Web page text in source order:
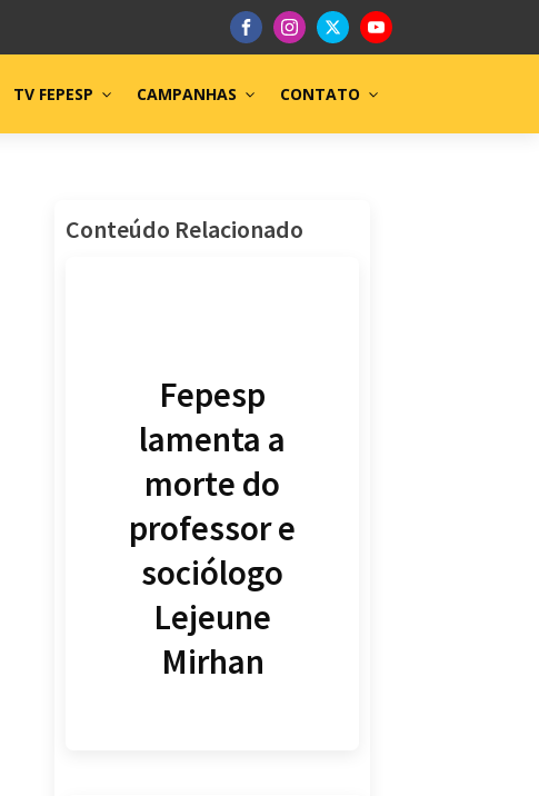
TV FEPESP CAMPANHAS CONTATO
Conteúdo Relacionado
Fepesp
lamenta a
morte do
professor e
sociólogo
Lejeune
Mirhan